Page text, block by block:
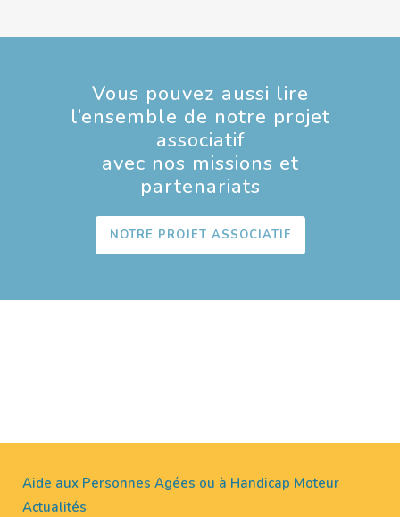
Vous pouvez aussi lire
l’ensemble de notre projet
associatif
avec nos missions et
partenariats
NOTRE PROJET ASSOCIATIF
Aide aux Personnes Agées ou à Handicap Moteur
Actualités